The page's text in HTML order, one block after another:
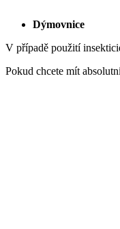
Dýmovnice
V případě použití
Pokud chcete mít